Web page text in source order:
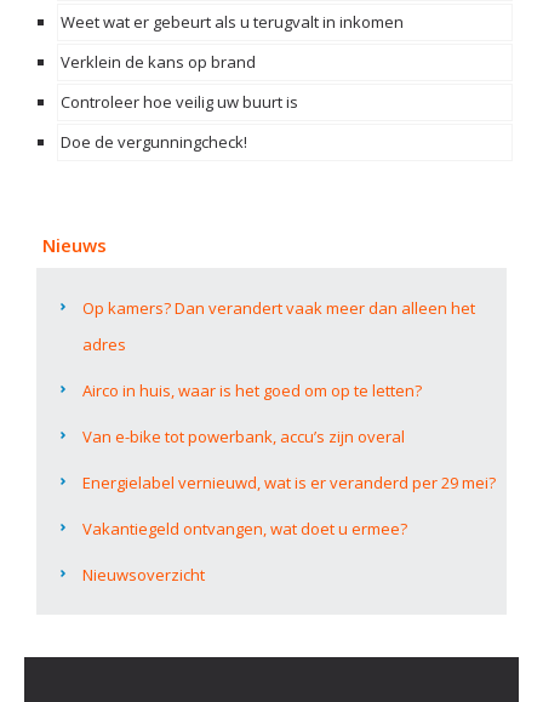
Weet wat er gebeurt als u terugvalt in inkomen
Verklein de kans op brand
Controleer hoe veilig uw buurt is
Doe de vergunningcheck!
Nieuws
Op kamers? Dan verandert vaak meer dan alleen het
adres
Airco in huis, waar is het goed om op te letten?
Van e-bike tot powerbank, accu’s zijn overal
Energielabel vernieuwd, wat is er veranderd per 29 mei?
Vakantiegeld ontvangen, wat doet u ermee?
Nieuwsoverzicht